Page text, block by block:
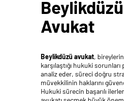
Beylikdüzü
Avukat
Beylikdüzü avukat,
karşılaştığı hukuki
analiz eder, süreci doğru
müvekkilinin haklarını
Hukuki sürecin başarılı